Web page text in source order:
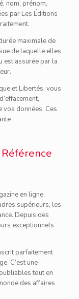
nom, prénom,
par Les Éditions
maximale de
de laquelle elles
est assurée par la
et Libertés, vous
vos données. Ces
:
en ligne.
supérieurs, les
Depuis des
exceptionnels
parfaitement
C’est une
tout en
des affaires